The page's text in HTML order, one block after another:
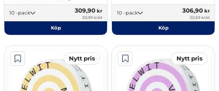
10 -pack 309,90 kr
30,99 kr/st
Köp
10 -pack 306,90 kr
30,69 kr/st
Köp
Nytt pris Nytt pris